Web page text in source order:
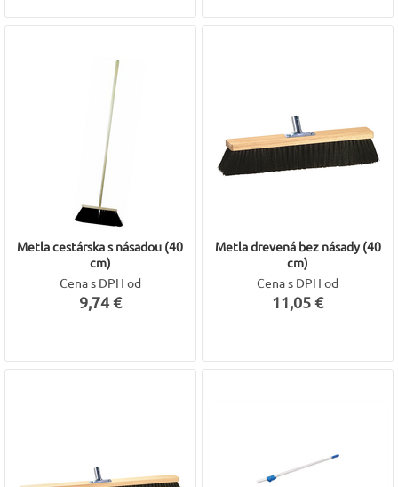
Metla cestárska s násadou (40
cm)
Cena s DPH od
9,74 €
Metla drevená bez násady (40
cm)
Cena s DPH od
11,05 €